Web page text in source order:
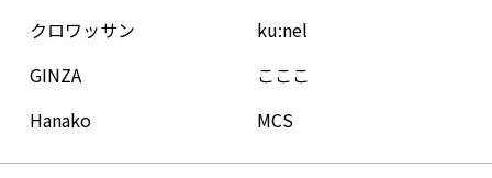
クロワッサン
GINZA
Hanako
ku:nel
こここ
MCS